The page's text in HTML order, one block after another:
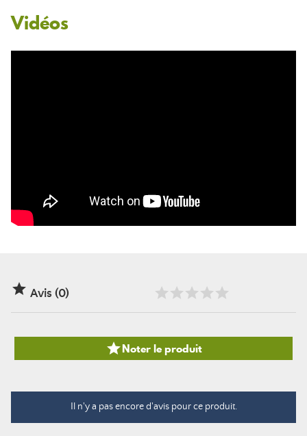
Vidéos
 Avis (0)
Noter le produit
Il n'y a pas encore d'avis pour ce produit.